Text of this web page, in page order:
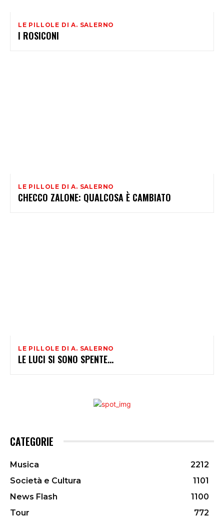
LE PILLOLE DI A. SALERNO
I ROSICONI
LE PILLOLE DI A. SALERNO
CHECCO ZALONE: QUALCOSA È CAMBIATO
LE PILLOLE DI A. SALERNO
LE LUCI SI SONO SPENTE…
CATEGORIE
Musica
2212
Società e Cultura
1101
News Flash
1100
Tour
772